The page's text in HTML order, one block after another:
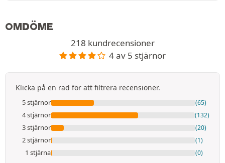
OMDÖME
218 kundrecensioner
4 av 5 stjärnor
Klicka på en rad för att filtrera recensioner.
5 stjärnor (65)
4 stjärnor (132)
3 stjärnor (20)
2 stjärnor (1)
1 stjärna (0)